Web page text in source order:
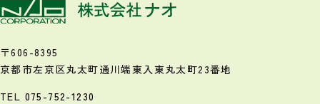
〒606-8395
京都市左京区丸太町通川端東入 東丸太町23番地
TEL 075-752-1230